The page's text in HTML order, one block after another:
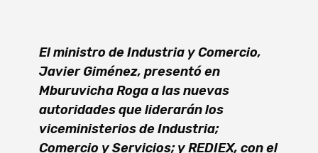
El ministro de Industria y Comercio,
Javier Giménez, presentó en
Mburuvicha Roga a las nuevas
autoridades que liderarán los
viceministerios de Industria;
Comercio y Servicios; y REDIEX, con el